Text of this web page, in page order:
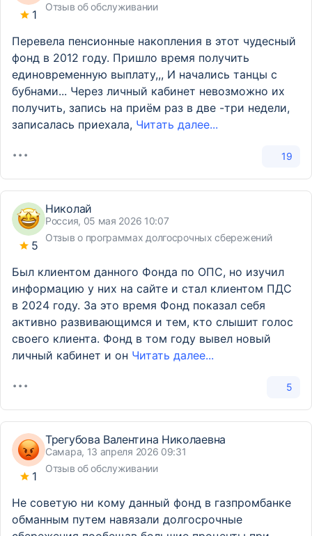
1
Отзыв об обслуживании
Перевела пенсионные накопления в этот чудесный
фонд в 2012 году. Пришло время получить
единовременную выплату,,, И начались танцы с
бубнами... Через личный кабинет невозможно их
получить, запись на приём раз в две -три недели,
записалась приехала, Читать далее...
19
5
Николай
Россия, 05 мая 2026 10:07
Отзыв о программах долгосрочных сбережений
Был клиентом данного Фонда по ОПС, но изучил
информацию у них на сайте и стал клиентом ПДС
в 2024 году. За это время Фонд показал себя
активно развивающимся и тем, кто слышит голос
своего клиента. Фонд в том году вывел новый
личный кабинет и он Читать далее...
5
1
Трегубова Валентина Николаевна
Самара, 13 апреля 2026 09:31
Отзыв об обслуживании
Не советую ни кому данный фонд в газпромбанке
обманным путем навязали долгосрочные